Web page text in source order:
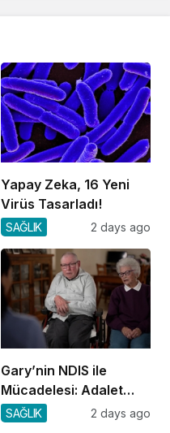
Yapay Zeka, 16 Yeni
Virüs Tasarladı!
SAĞLIK 2 days ago
Gary’nin NDIS ile
Mücadelesi: Adalet
Arayışı
SAĞLIK 2 days ago